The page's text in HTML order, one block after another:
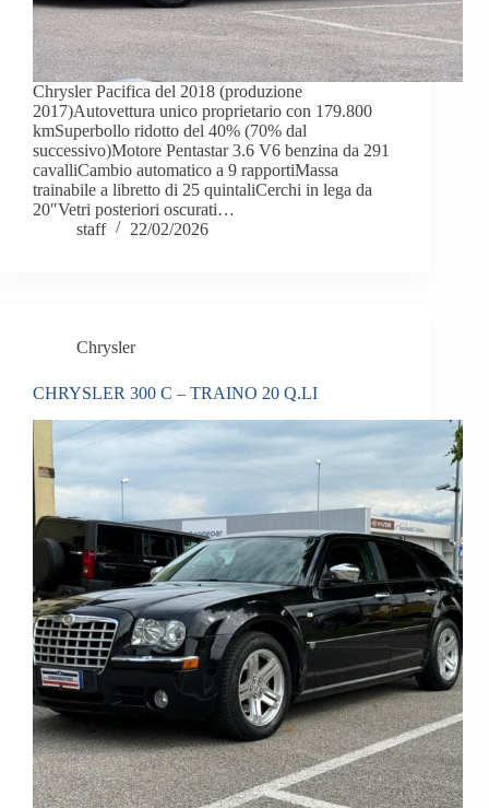
Chrysler Pacifica del 2018 (produzione
2017)Autovettura unico proprietario con 179.800
kmSuperbollo ridotto del 40% (70% dal
successivo)Motore Pentastar 3.6 V6 benzina da 291
cavalliCambio automatico a 9 rapportiMassa
trainabile a libretto di 25 quintaliCerchi in lega da
20″Vetri posteriori oscurati…
staff
22/02/2026
Chrysler
CHRYSLER 300 C – TRAINO 20 Q.LI